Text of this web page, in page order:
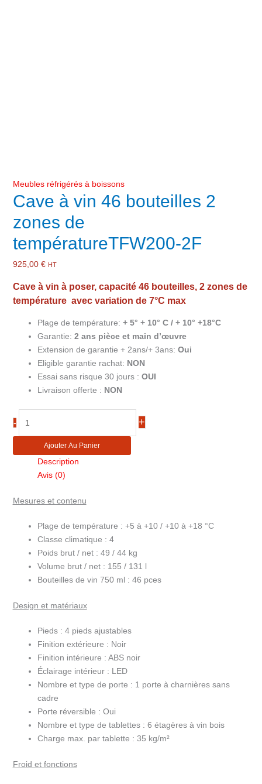
Meubles réfrigérés à boissons
Cave à vin 46 bouteilles 2
zones de
températureTFW200-2F
925,00 € HT
Cave à vin à poser, capacité 46 bouteilles, 2 zones de
température avec variation de 7°C max
Plage de température: + 5° + 10° C / + 10° +18°C
Garantie: 2 ans pièce et main d’œuvre
Extension de garantie + 2ans/+ 3ans: Oui
Eligible garantie rachat: NON
Essai sans risque 30 jours : OUI
Livraison offerte : NON
-
de
à
bouteilles
zones
températureTFW200-
+
Ajouter Au Panier
Description
Avis (0)
Mesures et contenu
Plage de température : +5 à +10 / +10 à +18 °C
Classe climatique : 4
Poids brut / net : 49 / 44 kg
Volume brut / net : 155 / 131 l
Bouteilles de vin 750 ml : 46 pces
Design et matériaux
Pieds : 4 pieds ajustables
Finition extérieure : Noir
Finition intérieure : ABS noir
Éclairage intérieur : LED
Nombre et type de porte : 1 porte à charnières sans
cadre
Porte réversible : Oui
Nombre et type de tablettes : 6 étagères à vin bois
Charge max. par tablette : 35 kg/m²
Froid et fonctions